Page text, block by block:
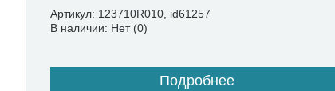
Артикул: 123710R010, id61257
В наличии: Нет (0)
Подробнее